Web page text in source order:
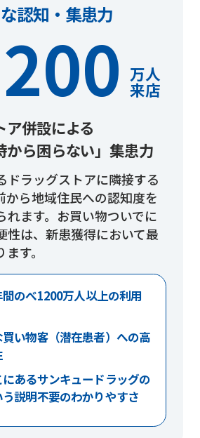
認知・集患力
万人
来店
ア併設による
から困らない」集患力
ドラッグストアに隣接する
から地域住民への認知度を
れます。お買い物ついでに
性は、新患獲得において最
す。
のべ1200万人以上の利用
買い物客（潜在患者）への高
にあるサンキュードラッグの
説明不要のわかりやすさ